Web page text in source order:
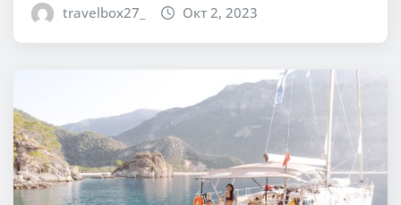
travelbox27_ Окт 2, 2023